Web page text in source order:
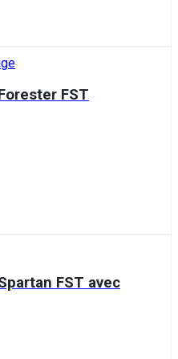
FST
FST avec